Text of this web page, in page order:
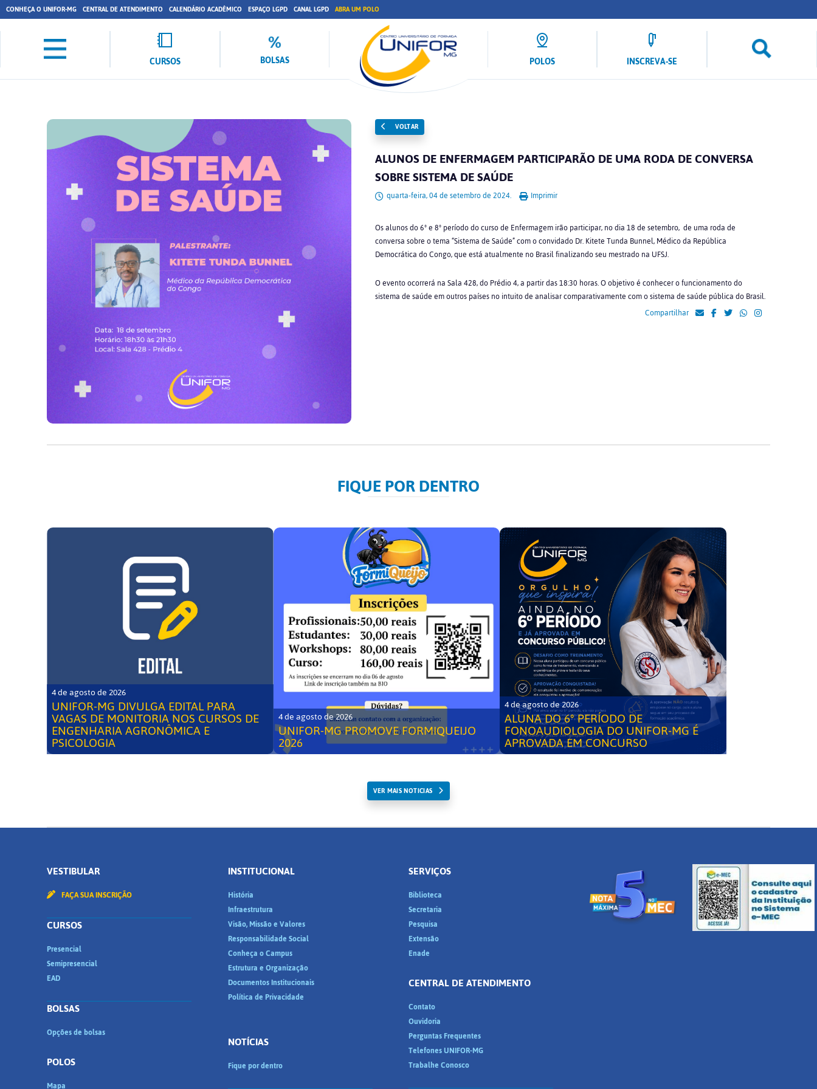
CONHEÇA O UNIFOR-MG CENTRAL DE ATENDIMENTO CALENDÁRIO ACADÊMICO ESPAÇO LGPD CANAL LGPD ABRA UM POLO
CURSOS BOLSAS POLOS INSCREVA-SE
VOLTAR
ALUNOS DE ENFERMAGEM PARTICIPARÃO DE UMA RODA DE CONVERSA
SOBRE SISTEMA DE SAÚDE
quarta-feira, 04 de setembro de 2024. Imprimir
Os alunos do 6º e 8º período do curso de Enfermagem irão participar, no dia 18 de setembro, de uma roda de
conversa sobre o tema “Sistema de Saúde” com o convidado Dr. Kitete Tunda Bunnel, Médico da República
Democrática do Congo, que está atualmente no Brasil finalizando seu mestrado na UFSJ.
O evento ocorrerá na Sala 428, do Prédio 4, a partir das 18:30 horas. O objetivo é conhecer o funcionamento do
sistema de saúde em outros países no intuito de analisar comparativamente com o sistema de saúde pública do Brasil.
Compartilhar
FIQUE POR DENTRO
4 de agosto de 2026
UNIFOR-MG DIVULGA EDITAL PARA
VAGAS DE MONITORIA NOS CURSOS DE
ENGENHARIA AGRONÔMICA E
PSICOLOGIA
4 de agosto de 2026
UNIFOR-MG PROMOVE FORMIQUEIJO
2026
4 de agosto de 2026
ALUNA DO 6° PERÍODO DE
FONOAUDIOLOGIA DO UNIFOR-MG É
APROVADA EM CONCURSO
VER MAIS NOTICIAS
VESTIBULAR
FAÇA SUA INSCRIÇÃO
CURSOS
Presencial
Semipresencial
EAD
BOLSAS
Opções de bolsas
POLOS
Mapa
INSTITUCIONAL
História
Infraestrutura
Visão, Missão e Valores
Responsabilidade Social
Conheça o Campus
Estrutura e Organização
Documentos Institucionais
Política de Privacidade
NOTÍCIAS
Fique por dentro
SERVIÇOS
Biblioteca
Secretaria
Pesquisa
Extensão
Enade
CENTRAL DE ATENDIMENTO
Contato
Ouvidoria
Perguntas Frequentes
Telefones UNIFOR-MG
Trabalhe Conosco